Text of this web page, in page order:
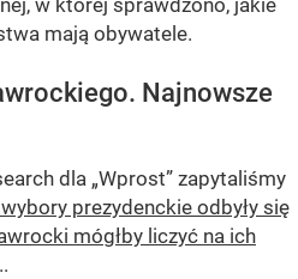
w której sprawdzono, jakie
mają obywatele.
Najnowsze
dla „Wprost” zapytaliśmy
prezydenckie odbyły się
mógłby liczyć na ich